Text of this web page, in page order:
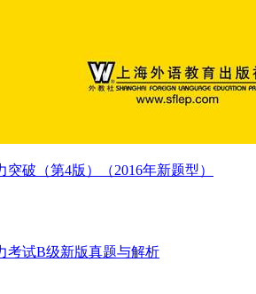
破（第4版）（2016年新题型）
考试B级新版真题与解析